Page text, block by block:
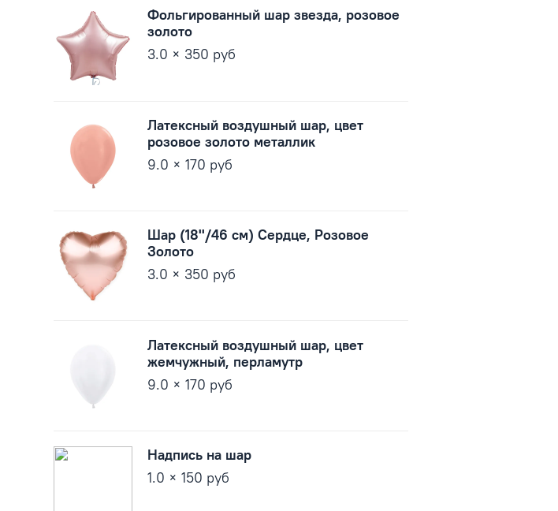
Фольгированный шар звезда, розовое
золото
3.0 × 350 руб
Латексный воздушный шар, цвет
розовое золото металлик
9.0 × 170 руб
Шар (18''/46 см) Сердце, Розовое
Золото
3.0 × 350 руб
Латексный воздушный шар, цвет
жемчужный, перламутр
9.0 × 170 руб
Надпись на шар
1.0 × 150 руб